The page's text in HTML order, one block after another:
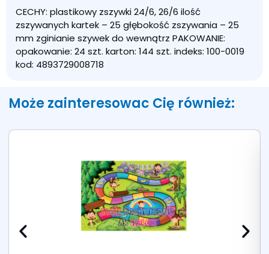
P
CECHY: plastikowy zszywki 24/6, 26/6 ilość
zszywanych kartek – 25 głębokość zszywania – 25
mm zginianie szywek do wewnątrz PAKOWANIE:
opakowanie: 24 szt. karton: 144 szt. indeks: 100-0019
kod: 4893729008718
Może zainteresowac Cię również: